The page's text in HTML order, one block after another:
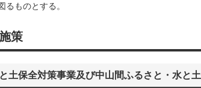
ものとする。
策
土保全対策事業及び中山間ふるさと・水と